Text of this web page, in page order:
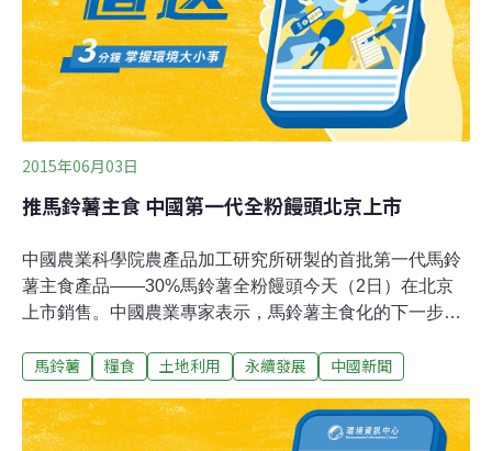
2015年06月03日
推馬鈴薯主食 中國第一代全粉饅頭北京上市
中國農業科學院農產品加工研究所研製的首批第一代馬鈴
薯主食產品——30%馬鈴薯全粉饅頭今天（2日）在北京
上市銷售。中國農業專家表示，馬鈴薯主食化的下一步目
營養健康為目標，加快新品種選育，優化加工技術工藝與
慣和口味，開發出品種多樣、營養豐富、深受消費者喜愛
的系列產品。
馬鈴薯 糧食 土地利用 永續發展 中國新聞